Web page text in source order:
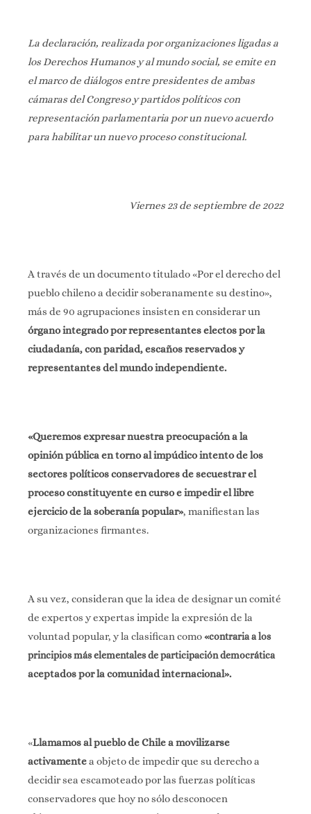
La declaración, realizada por organizaciones ligadas a
los Derechos Humanos y al mundo social, se emite en
el marco de diálogos entre presidentes de ambas
cámaras del Congreso y partidos políticos con
representación parlamentaria por un nuevo acuerdo
para habilitar un nuevo proceso constitucional.
Viernes 23 de septiembre de 2022
A través de un documento titulado «Por el derecho del
pueblo chileno a decidir soberanamente su destino»,
más de 90 agrupaciones insisten en considerar un
órgano integrado por representantes electos por la
ciudadanía, con paridad, escaños reservados y
representantes del mundo independiente.
«Queremos expresar nuestra preocupación a la
opinión pública entorno al impúdico intento de los
sectores políticos conservadores de secuestrar el
proceso constituyente en curso e impedir el libre
ejercicio de la soberanía popular», manifiestan las
organizaciones firmantes.
A su vez, consideran que la idea de designar un comité
de expertos y expertas impide la expresión de la
voluntad popular, y la clasifican como«contraria a los
principios más elementales de participación democrática
aceptados por la comunidad internacional».
«Llamamos al pueblo de Chile a movilizarse
activamentea objeto de impedir que suderecho a
decidir sea escamoteado por las fuerzas políticas
conservadores que hoyno sólo desconocen